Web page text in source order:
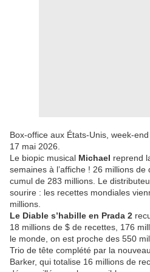
Box-office aux États-Unis, week-
17 mai 2026.
Le biopic musical Michael reprend
semaines à l’affiche ! 26 millions
cumul de 283 millions. Le
sourire : les recettes mondiales
millions.
Le Diable s’habille en Prada 2
18 millions de $ de recettes, 176
le monde, on est proche des 550
Trio de tête complété par la
Barker, qui totalise 16 millions de